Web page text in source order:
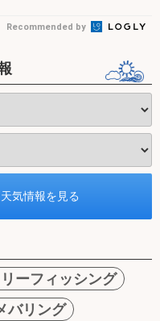
Recommended by
ーフィッシング
バリング